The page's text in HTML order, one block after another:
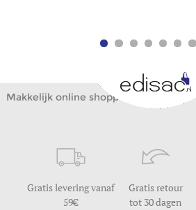
Makkelijk online shoppen
Gratis levering vanaf
59
Gratis retour
tot 30 dagen